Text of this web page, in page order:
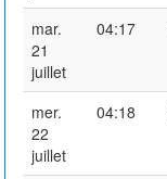
mar.
21
juillet
04:17
mer.
22
juillet
04:18